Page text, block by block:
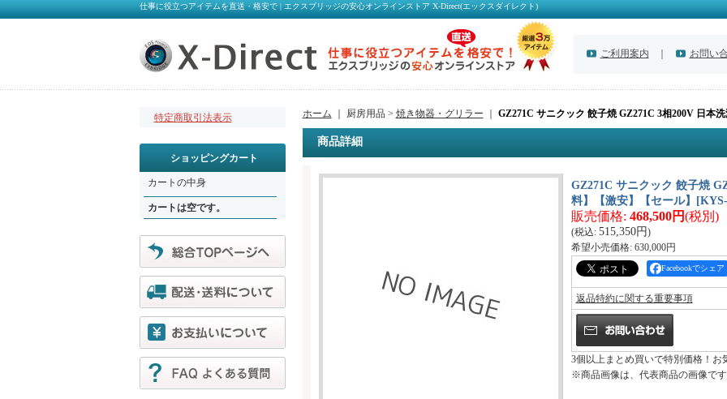
仕事に役立つアイテムを直送・格安で | エクスブリッジの安心オンラインストア X-Direct(エックスダイレクト)
ご利用案内 お問い
特定商取引法表示
ショッピングカート
カートの中身
カートは空です。
ホーム ｜ 厨房用品 > 焼き物器・グリラー GZ271C サニクック 餃子焼 GZ271C 3相200V 日本
商品詳細
GZ271C サニクック 餃子焼
料】【激安】【セール】
[
販売価格: 468,500円(税別)
(税込: 515,350円)
希望小売価格: 630,000円
Facebookでシェア
返品特約に関する重要事項
3個以上まとめ買いで特別価格！お
※商品画像は、代表商品の画像で